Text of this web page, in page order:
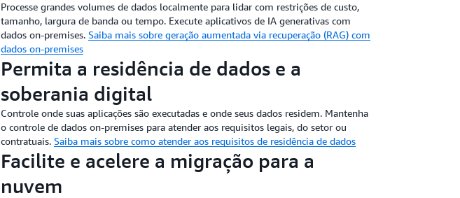
Processe grandes volumes de dados localmente para lidar com restrições de custo,
tamanho, largura de banda ou tempo. Execute aplicativos de IA generativas com
dados on-premises. Saiba mais sobre geração aumentada via recuperação (RAG) com
dados on-premises
Permita a residência de dados e a
soberania digital
Controle onde suas aplicações são executadas e onde seus dados residem. Mantenha
o controle de dados on-premises para atender aos requisitos legais, do setor ou
contratuais. Saiba mais sobre como atender aos requisitos de residência de dados
Facilite e acelere a migração para a
nuvem